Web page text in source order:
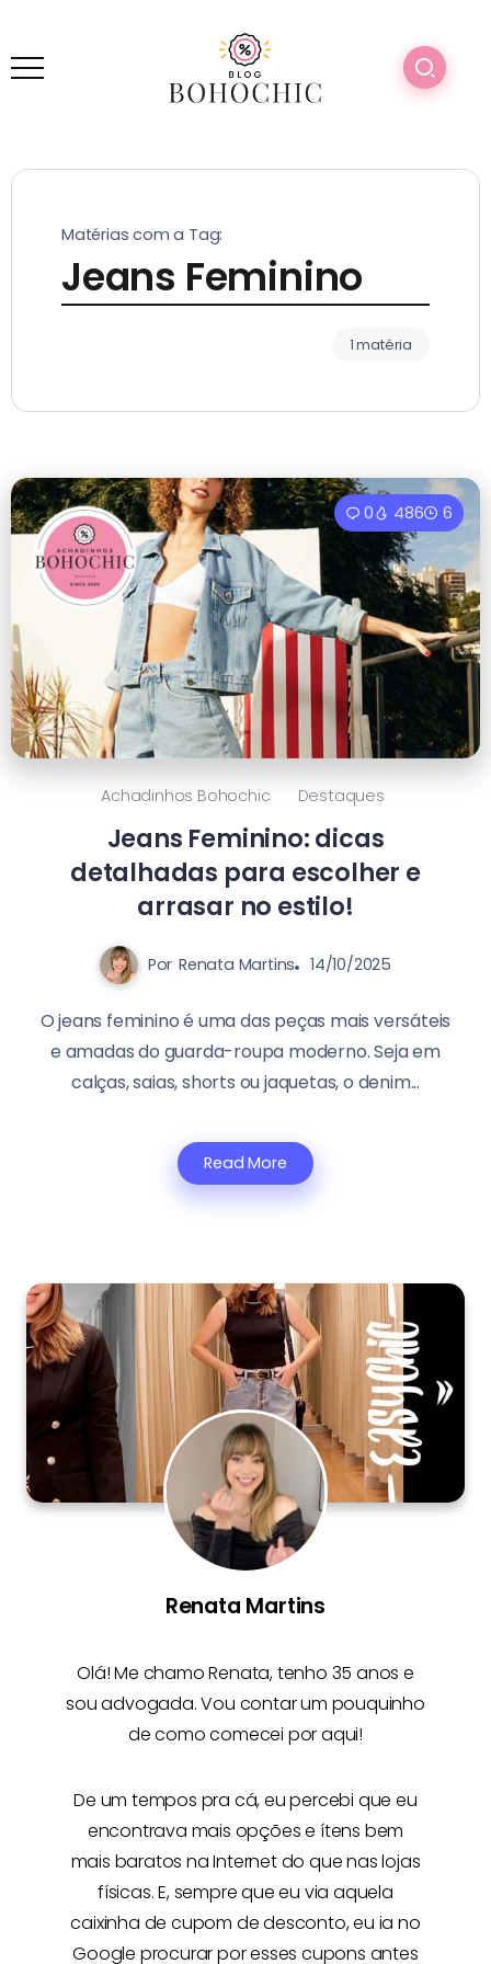
Matérias com a Tag:
Jeans Feminino
1 matéria
0 486 6
Achadinhos Bohochic Destaques
Jeans Feminino: dicas
detalhadas para escolher e
arrasar no estilo!
Por Renata Martins 14/10/2025
O jeans feminino é uma das peças mais versáteis
e amadas do guarda-roupa moderno. Seja em
calças, saias, shorts ou jaquetas, o denim...
Read More
Renata Martins
Olá! Me chamoRenata, tenho 35 anos e
sou advogada. Vou contar um pouquinho
de como comecei por aqui!
De um tempos pra cá, eu percebi que eu
encontrava mais opções e ítens bem
mais baratos na Internetdo que nas lojas
físicas. E, sempre que eu via aquela
caixinha de cupom de desconto, eu ia no
Google procurar por esses cupons antes